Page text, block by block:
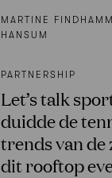
MARTINE
HANSUM
PARTNERSHIP
Let’s talk
duidde de
trends van
dit rooftop